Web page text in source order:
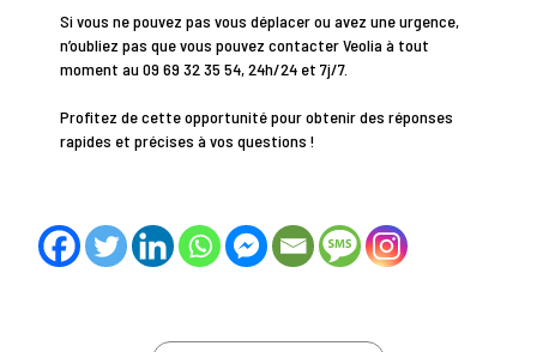
Si vous ne pouvez pas vous déplacer ou avez une urgence,
n’oubliez pas que vous pouvez contacter Veolia à tout
moment au 09 69 32 35 54, 24h/24 et 7j/7.
Profitez de cette opportunité pour obtenir des réponses
rapides et précises à vos questions !